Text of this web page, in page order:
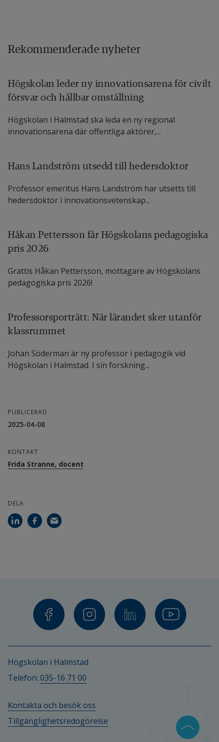
Rekommenderade nyheter
Högskolan leder ny innovationsarena för civilt
försvar och hållbar omställning
Högskolan i Halmstad ska leda en ny regional
innovationsarena där offentliga aktörer,...
Hans Landström utsedd till hedersdoktor
Professor emeritus Hans Landström har utsetts till
hedersdoktor i innovationsvetenskap...
Håkan Pettersson får Högskolans pedagogiska
pris 2026
Grattis Håkan Pettersson, mottagare av Högskolans
pedagogiska pris 2026!
Professorsporträtt: När lärandet sker utanför
klassrummet
Johan Söderman är ny professor i pedagogik vid
Högskolan i Halmstad. I sin forskning...
PUBLICERAD
2025-04-08
KONTAKT
Frida Stranne, docent
DELA
Högskolan i Halmstad
Telefon: 035-16 71 00
Kontakta och besök oss
Tillgänglighetsredogörelse